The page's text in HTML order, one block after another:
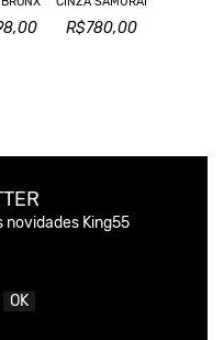
R$780,00
novidades King55
OK